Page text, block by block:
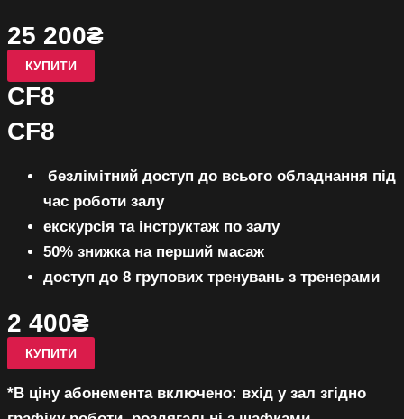
25 200₴
КУПИТИ
СF8
СF8
безлімітний доступ до всього обладнання під
час роботи залу
екскурсія та інструктаж по залу
50% знижка на перший масаж
доступ до 8 групових тренувань з тренерами
2 400₴
КУПИТИ
*В ціну абонемента включено: вхід у зал згідно